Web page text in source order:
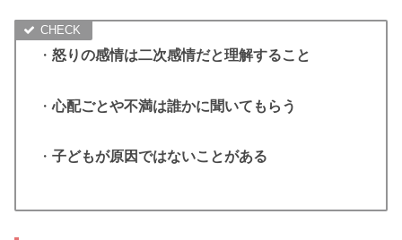
・ 怒りの感情は二次感情だと理解すること
・心配ごとや不満は誰かに聞いてもらう
・ 子どもが原因ではないことがある